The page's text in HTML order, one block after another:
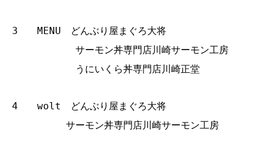
3 MENU どんぶり屋まぐろ大将
サーモン丼専門店川崎サーモン工房
うにいくら丼専門店川崎正堂
4 wolt どんぶり屋まぐろ大将
サーモン丼専門店川崎サーモン工房